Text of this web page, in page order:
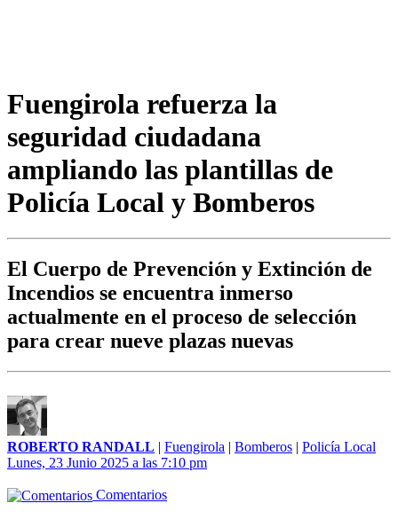
Fuengirola refuerza la
seguridad ciudadana
ampliando las plantillas de
Policía Local y Bomberos
El Cuerpo de Prevención y Extinción de
Incendios se encuentra inmerso
actualmente en el proceso de selección
para crear nueve plazas nuevas
ROBERTO RANDALL | Fuengirola | Bomberos | Policía Local
Lunes, 23 Junio 2025 a las 7:10 pm
Comentarios